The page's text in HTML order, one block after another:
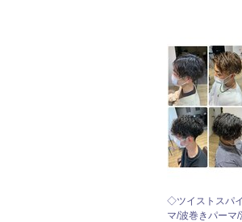
◇ツイストスパ
マ/波巻きパーマ